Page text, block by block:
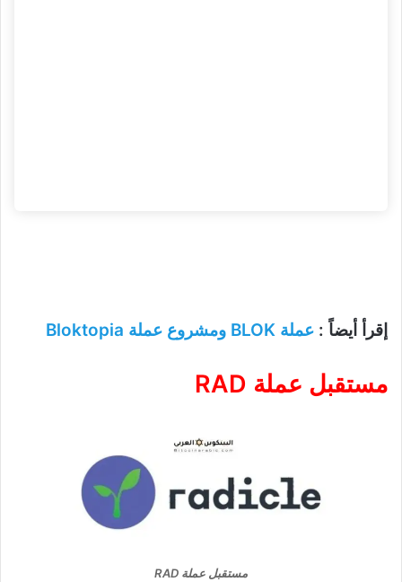
إقرأ أيضاً : عملة BLOK ومشروع عملة Bloktopia
مستقبل عملة RAD
مستقبل عملة RAD